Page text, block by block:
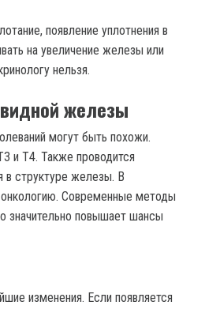
появление уплотнения в
на увеличение железы или
нельзя.
железы
могут быть похожи.
и Т4. Также проводится
в структуре железы. В
Современные методы
значительно повышает шансы
изменения. Если появляется